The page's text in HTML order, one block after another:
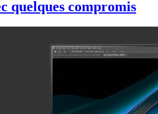
quelques compromis